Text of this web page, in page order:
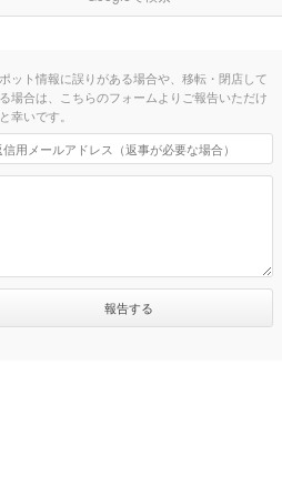
ット情報に誤りがある場合や、移転・閉店して
場合は、こちらのフォームよりご報告いただけ
幸いです。